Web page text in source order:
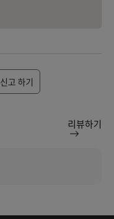
신고 하기
리뷰하기